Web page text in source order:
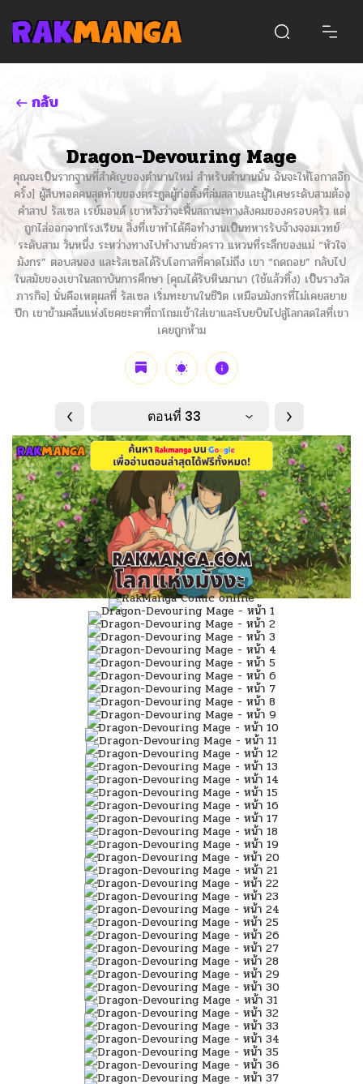
กลับ
Dragon-Devouring Mage
คุณจะเป็นรากฐานที่สำคัญของตำนานใหม่ สำหรับตำนานนั้น ฉันจะให้โอกาสอีก
ครั้ง] ผู้สืบทอดคนสุดท้ายของตระกูลผู้ก่อตั้งที่ล่มสลายและผู้วิเศษระดับสามต้อง
คำสาป รัสเซล เรย์มอนด์ เขาหวังว่าจะฟื้นสถานะทางสังคมของครอบครัว แต่
ถูกไล่ออกจากโรงเรียน สิ่งที่เขาทำได้คือทำงานเป็นทหารรับจ้างจอมเวทย์
ระดับสาม วันหนึ่ง ระหว่างทางไปทำงานชั่วคราว แหวนที่ระลึกของแม่ “หัวใจ
มังกร” ตอบสนอง และรัสเซลได้รับโอกาสที่คาดไม่ถึง เขา “ถดถอย” กลับไป
ในสมัยของเขาในสถาบันการศึกษา [คุณได้รับหินมานา (ใช้แล้วทิ้ง) เป็นรางวัล
ภารกิจ] นั่นคือเหตุผลที่ รัสเซล เริ่มทะยานในชีวิต เหมือนมังกรที่ไม่เคยสยาย
ปีก เขาข้ามคลื่นแห่งโชคชะตาที่ถาโถมเข้าใส่เขาและโบยบินไปสู่โลกสดใสที่เขา
เคยถูกห้าม
ตอนที่ 33